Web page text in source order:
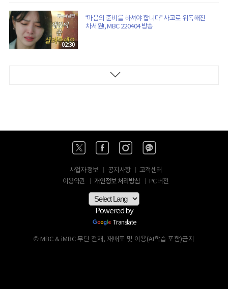
02:30
“마음의 준비를 하셔야 합니다” 사고로 위독해진
차서원!, MBC 220404 방송
사업자 정보 공지사항
고객센터
이용약관
개인정보 처리방침 PC 버전
Powered by
Translate
© MBC & iMBC 무단 전재, 재배포 및 이용(AI학습 포함)금지